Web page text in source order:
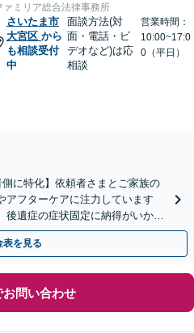
ァミリア総合法律事務所
さいたま市
大宮区 から
も相談受付
中
面談方法(対
面・電話・ビ
デオなど)は応
相談
営業時間：
10:00~17:0
0（平日）
に特化】依頼者さまとご家族の
アフターケアに注力しています
後遺症の症状固定に納得がいかな
可】【バリアフリー対応】
表を見る
お問い合わせ